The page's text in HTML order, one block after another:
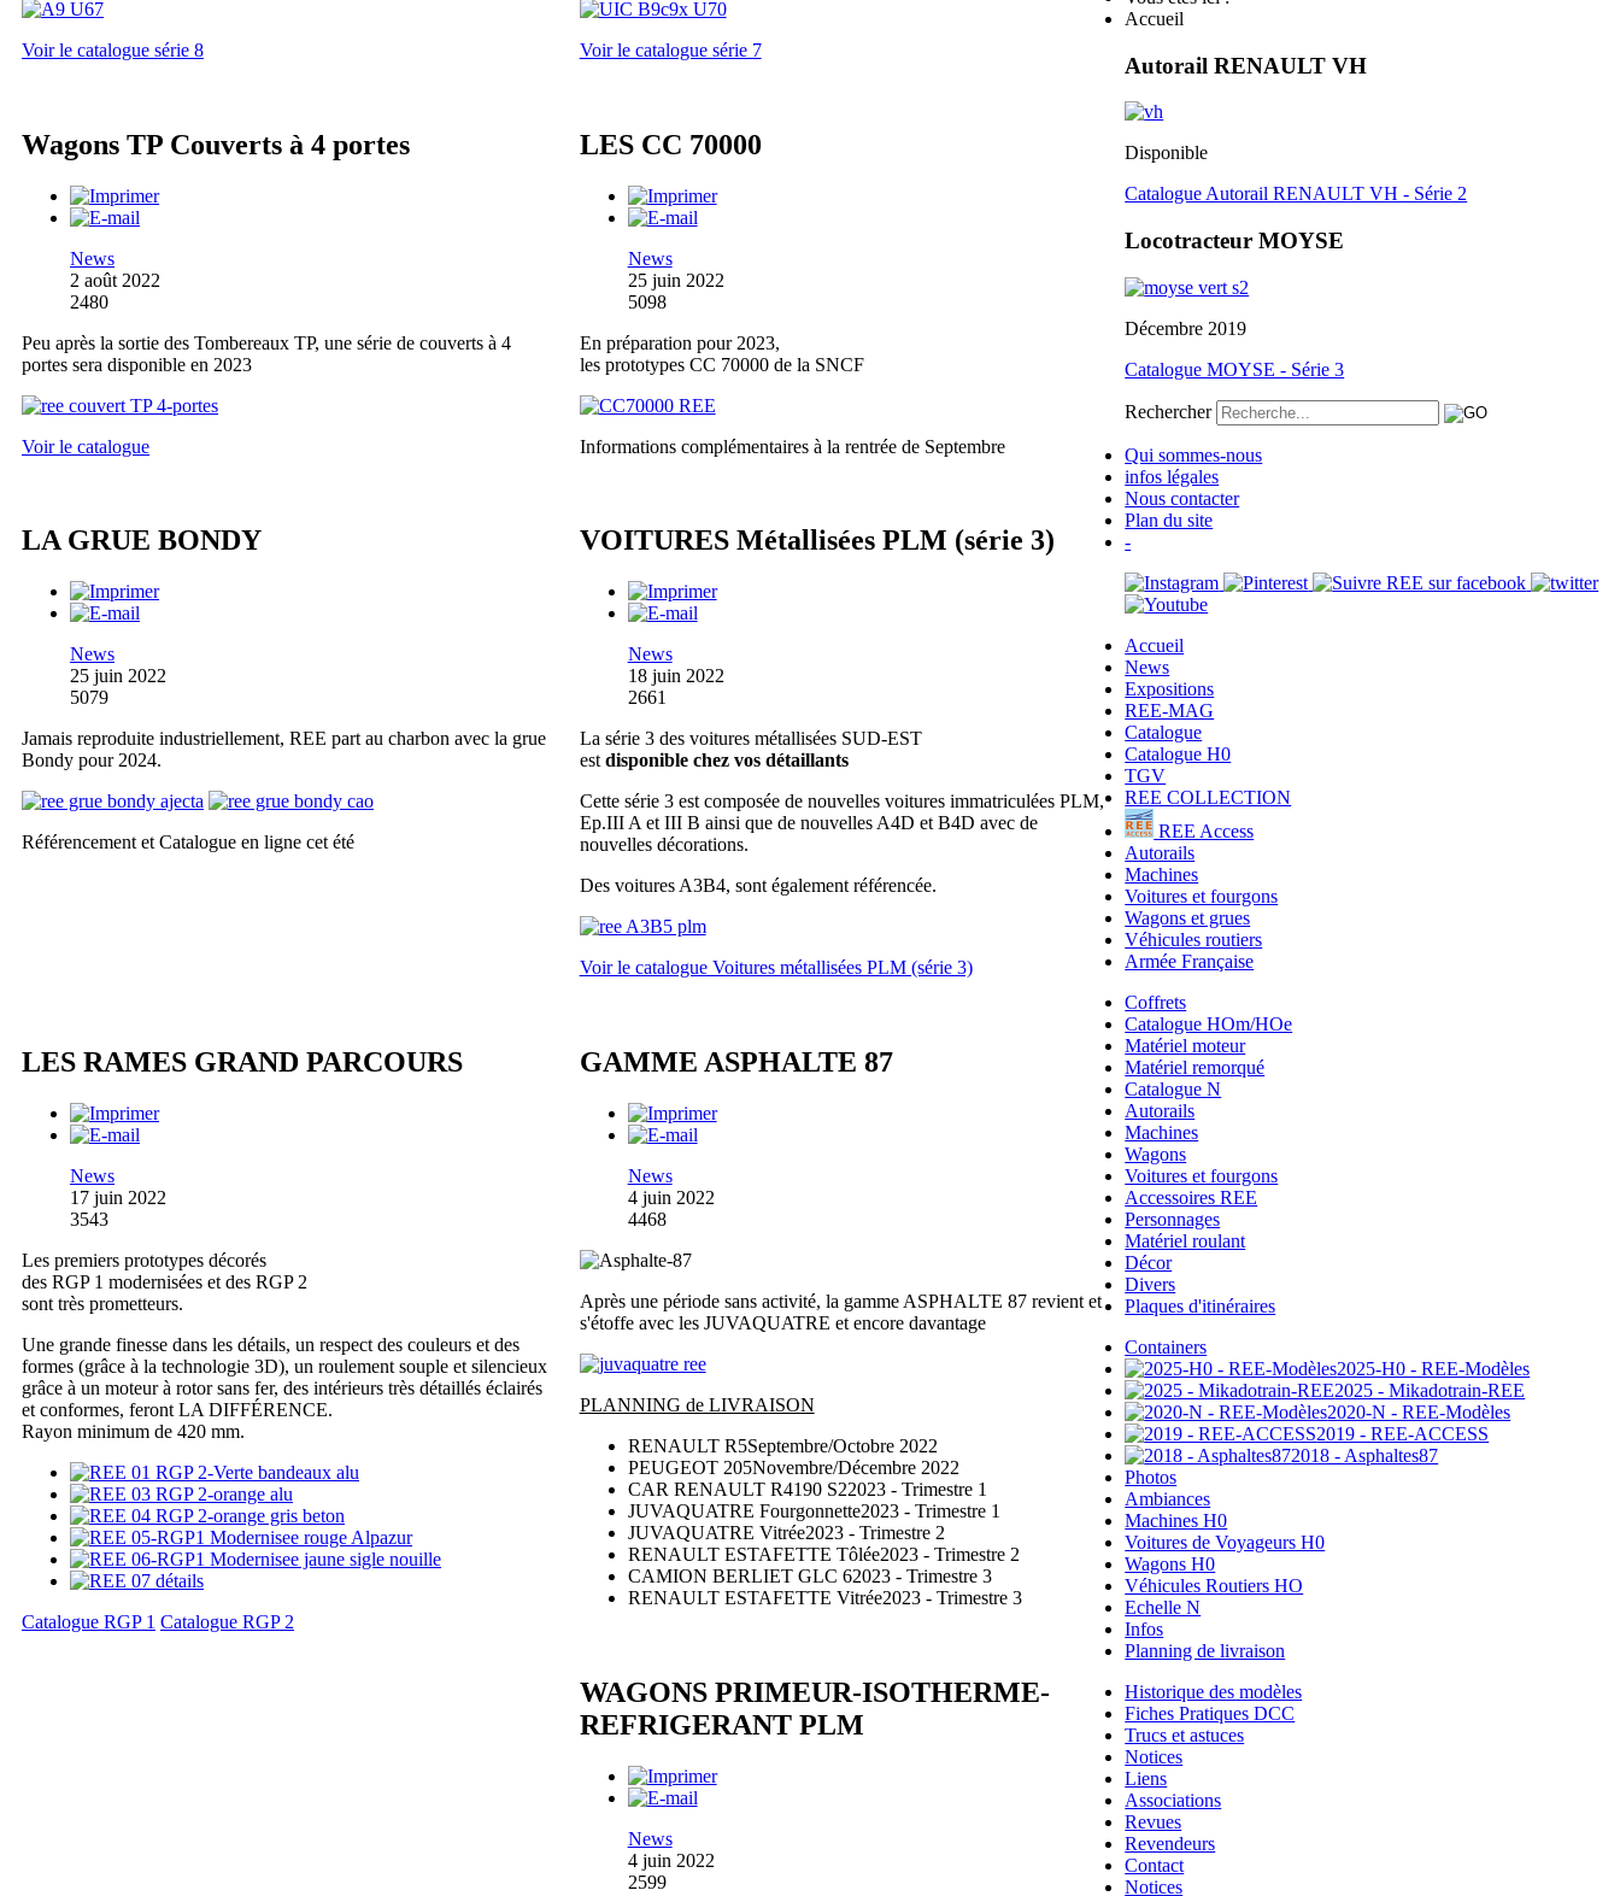
Voir le catalogue série 8 Voir le catalogue série 7
Wagons TP Couverts à 4 portes
News
2 août 2022
2480
Peu après la sortie des Tombereaux TP, une série de couverts à 4
portes sera disponible en 2023
Voir le catalogue
LES CC 70000
News
25 juin 2022
5098
En préparation pour 2023,
les prototypes CC 70000 de la SNCF
Informations complémentaires à la rentrée de Septembre
LA GRUE BONDY
News
25 juin 2022
5079
Jamais reproduite industriellement, REE part au charbon avec la grue
Bondy pour 2024.
Référencement et Catalogue en ligne cet été
VOITURES Métallisées PLM (série 3)
News
18 juin 2022
2661
La série 3 des voitures métallisées SUD-EST
est disponible chez vos détaillants
Cette série 3 est composée de nouvelles voitures immatriculées PLM,
Ep.III A et III B ainsi que de nouvelles A4D et B4D avec de
nouvelles décorations.
Des voitures A3B4, sont également référencée.
Voir le catalogue Voitures métallisées PLM (série 3)
LES RAMES GRAND PARCOURS
News
17 juin 2022
3543
Les premiers prototypes décorés
des RGP 1 modernisées et des RGP 2
sont très prometteurs.
Une grande finesse dans les détails, un respect des couleurs et des
formes (grâce à la technologie 3D), un roulement souple et silencieux
grâce à un moteur à rotor sans fer, des intérieurs très détaillés éclairés
et conformes, feront LA DIFFÉRENCE.
Rayon minimum de 420 mm.
Catalogue RGP 1 Catalogue RGP 2
GAMME ASPHALTE 87
News
4 juin 2022
4468
Après une période sans activité, la gamme ASPHALTE 87 revient et
s'étoffe avec les JUVAQUATRE et encore davantage
PLANNING de LIVRAISON
RENAULT R5Septembre/Octobre 2022
PEUGEOT 205Novembre/Décembre 2022
CAR RENAULT R4190 S22023 - Trimestre 1
JUVAQUATRE Fourgonnette2023 - Trimestre 1
JUVAQUATRE Vitrée2023 - Trimestre 2
RENAULT ESTAFETTE Tôlée2023 - Trimestre 2
CAMION BERLIET GLC 62023 - Trimestre 3
RENAULT ESTAFETTE Vitrée2023 - Trimestre 3
WAGONS PRIMEUR-ISOTHERME-
REFRIGERANT PLM
News
4 juin 2022
2599
Accueil
Autorail RENAULT VH
Disponible
Catalogue Autorail RENAULT VH - Série 2
Locotracteur MOYSE
Décembre 2019
Catalogue MOYSE - Série 3
Rechercher
Qui sommes-nous
infos légales
Nous contacter
Plan du site
-
Accueil
News
Expositions
REE-MAG
Catalogue
Catalogue H0
TGV
REE COLLECTION
REE Access
Autorails
Machines
Voitures et fourgons
Wagons et grues
Véhicules routiers
Armée Française
Coffrets
Catalogue HOm/HOe
Matériel moteur
Matériel remorqué
Catalogue N
Autorails
Machines
Wagons
Voitures et fourgons
Accessoires REE
Personnages
Matériel roulant
Décor
Divers
Plaques d'itinéraires
Containers
2025-H0 - REE-Modèles
2025 - Mikadotrain-REE
2020-N - REE-Modèles
2019 - REE-ACCESS
2018 - Asphaltes87
Photos
Ambiances
Machines H0
Voitures de Voyageurs H0
Wagons H0
Véhicules Routiers HO
Echelle N
Infos
Planning de livraison
Historique des modèles
Fiches Pratiques DCC
Trucs et astuces
Notices
Liens
Associations
Revues
Revendeurs
Contact
Notices